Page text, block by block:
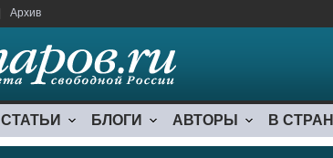
Архив
СТАТЬИ БЛОГИ АВТОРЫ В